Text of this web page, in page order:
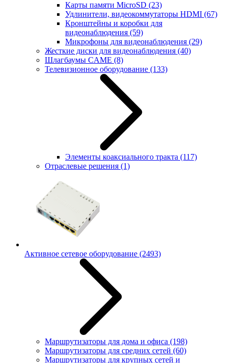
Карты памяти MicroSD (23)
Удлинители, видеокоммутаторы HDMI (67)
Кронштейны и коробки для
видеонаблюдения (59)
Микрофоны для видеонаблюдения (29)
Жесткие диски для видеонаблюдения (40)
Шлагбаумы CAME (8)
Телевизионное оборудование (133)
Элементы коаксиального тракта (117)
Отраслевые решения (1)
Активное сетевое оборудование (2493)
Маршрутизаторы для дома и офиса (198)
Маршрутизаторы для средних сетей (60)
Маршрутизаторы для крупных сетей и